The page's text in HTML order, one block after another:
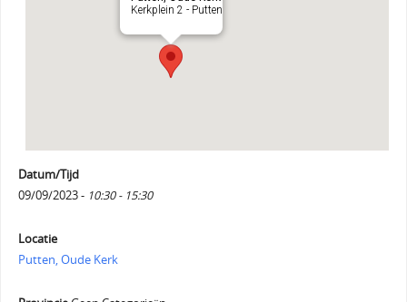
Kerkplein 2 - Putten
Datum/Tijd
09/09/2023 - 10:30 - 15:30
Locatie
Putten, Oude Kerk